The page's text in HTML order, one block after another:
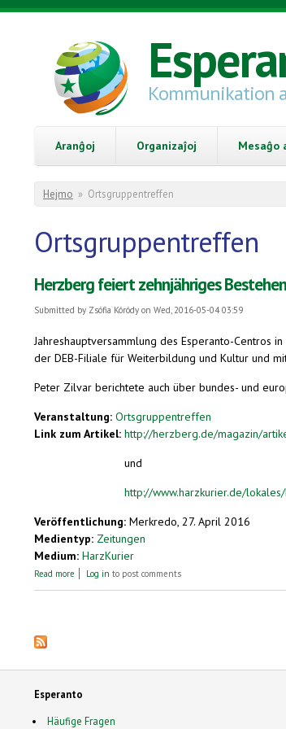
Skip to main content
Kommunikation
Aranĝoj Organizaĵoj Mesaĝo
You are here
Hejmo » Ortsgruppentreffen
Ortsgruppentreffen
Herzberg feiert zehnjähriges
Submitted by Zsófia Kóródy on Wed, 2016-05-04 03:59
Jahreshauptversammlung des Esperanto-Centros
der DEB-Filiale für Weiterbildung und Kultur und
Peter Zilvar berichtete auch über bundes- und
Veranstaltung: Ortsgruppentreffen
Link zum Artikel: http://herzberg.de/magazin/
und
http://www.harzkurier.de/
Veröffentlichung: Merkredo, 27. April 2016
Medientyp: Zeitungen
Medium: HarzKurier
Read more about Herzberg feiert zehnjähriges Bestehen als
Log in to post comments
Esperanto
Häufige Fragen